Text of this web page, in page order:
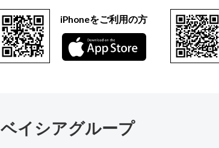
iPhoneをご利用の方
ベイシアグループ